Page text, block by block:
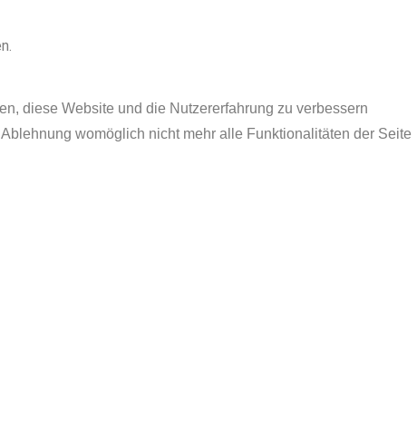
diese Website und die Nutzererfahrung zu verbessern
womöglich nicht mehr alle Funktionalitäten der Seite